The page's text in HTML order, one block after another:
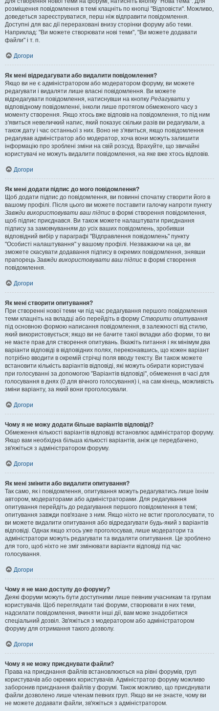
розміщення повідомлення в темі клацніть по кнопці "Відповісти". Можливо,
доведеться зареєструватися, перш ніж відправити повідомлення.
Доступні для вас дії перераховані внизу сторінки форуму або теми.
Наприклад: "Ви можете створювати нові теми", "Ви можете додавати
файли" і т. п.
Догори
Як мені відредагувати або видалити повідомлення?
Якщо ви не є адміністратором або модератором форуму, ви можете
редагувати і видаляти лише власні повідомлення. Ви можете
відредагувати повідомлення, натиснувши на кнопку Редагувати у
відповідному повідомленні, інколи лише протягом обмеженого часу з
моменту створення. Якщо хтось вже відповів на повідомлення, то під ним
з'явиться невеличкий напис, який показує скільки разів ви редагували, а
також дату і час останньої з них. Воно не з'явиться, якщо повідомлення
редагував адміністратор або модератор, хоча вони можуть залишити
інформацію про зроблені зміни на свій розсуд. Врахуйте, що звичайні
користувачі не можуть видалити повідомлення, на яке вже хтось відповів.
Догори
Як мені додати підпис до мого повідомлення?
Щоб додати підпис до повідомлення, ви повинні спочатку створити його в
вашому профілі. Після цього ви можете поставити галочку напроти пункту
Завжди використовувати ваш підпис в формі створення повідомлення,
щоб підпис приєднався. Ви також можете налаштувати приєднання
підпису за замовчуванням до усіх ваших повідомлень, зробивши
відповідний вибір у параграфі "Відправлення повідомлень" пункту
"Особисті налаштування" у вашому профілі. Незважаючи на це, ви
зможете скасувати додавання підпису в окремих повідомлення, знявши
прапорець Завжди використовувати ваш підпис в формі створення
повідомлення.
Догори
Як мені створити опитування?
При створенні нової теми чи під час редагування першого повідомлення
теми клацніть на вкладці або перейдіть в форму Створити опитування
під основною формою написання повідомлення, в залежності від стилю,
який використовується; якщо ви не бачите такої вкладки або форми, то ви
не маєте прав для створення опитувань. Вкажіть питання і як мінімум два
варіанти відповіді в відповідних полях, переконавшись, що кожен варіант
потрібно вводити в окремій стрічці поля вводу тексту. Ви також можете
встановити кількість варіантів відповіді, які можуть обирати користувачі
при голосуванні за допомогою "Варіантів відповіді", обмеження в часі для
голосування в днях (0 для вічного голосування) і, на сам кінець, можливість
зміни варіанту, за який вони проголосували.
Догори
Чому я не можу додати більше варіантів відповіді?
Обмеження кількості варіантів відповіді встановлює адміністратор форуму.
Якщо вам необхідна більша кількості варіантів, аніж це передбачено,
зв'яжіться з адміністратором форуму.
Догори
Як мені змінити або видалити опитування?
Так само, як і повідомлення, опитування можуть редагуватись лише їхнім
автором, модераторами або адміністраторами. Для редагування
опитування перейдіть до редагування першого повідомлення в темі;
опитування завжди пов'язане з ним. Якщо ніхто не встиг проголосувати, то
ви можете видалити опитування або відредагувати будь-який з варіантів
відповіді. Однак якщо хтось уже проголосував, лише модератори та
адміністратори можуть редагувати та видаляти опитування. Це зроблено
для того, щоб ніхто не зміг змінювати варіанти відповіді під час
голосування.
Догори
Чому я не маю доступу до форуму?
Деякі форуми можуть бути доступними лише певним учасникам та групам
користувачів. Щоб переглядати такі форуми, створювати в них теми,
надсилати повідомлення, вчиняти інші дії, вам може знадобитися
спеціальний дозвіл. Зв'яжіться з модератором або адміністратором
форуму для отримання такого дозволу.
Догори
Чому я не можу приєднувати файли?
Права на приєднання файлів встановлюються на рівні форумів, груп
користувачів або окремих користувачів. Адміністратор форуму можливо
заборонив приєднання файлів у форумі. Також можливо, що приєднувати
файли дозволено лише членам певних груп. Якщо ви не знаєте, чому ви
не можете додавати файли, зв'яжіться з адміністратором.